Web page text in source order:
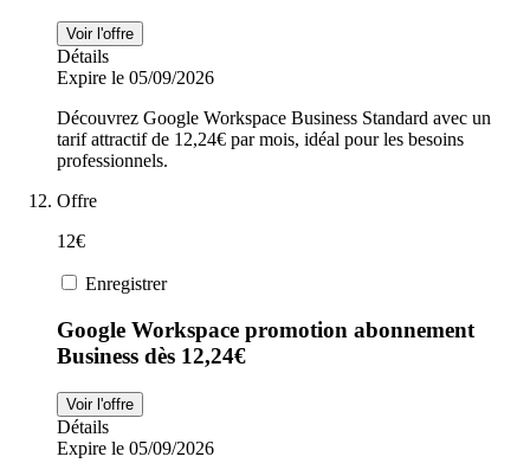
Voir l'offre
Détails
Expire le 05/09/2026
Découvrez Google Workspace Business Standard avec un
tarif attractif de 12,24€ par mois, idéal pour les besoins
professionnels.
Offre
12€
Enregistrer
Google Workspace promotion abonnement
Business dès 12,24€
Voir l'offre
Détails
Expire le 05/09/2026